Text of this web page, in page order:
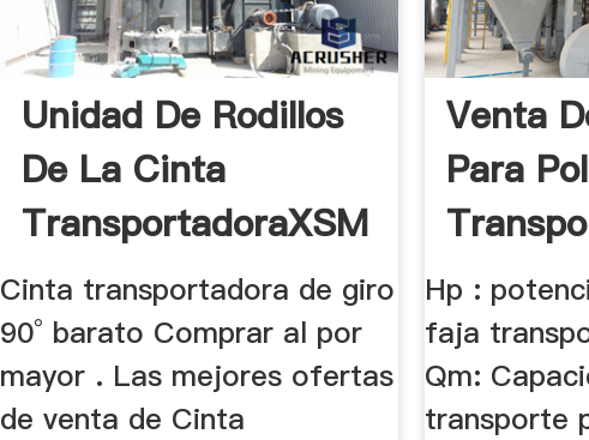
Unidad De Rodillos
De La Cinta
TransportadoraXSM
...
Cinta transportadora de giro
90° barato Comprar al por
mayor . Las mejores ofertas
de venta de Cinta
Venta
Para
Hp :
faja
Qm:
transporte